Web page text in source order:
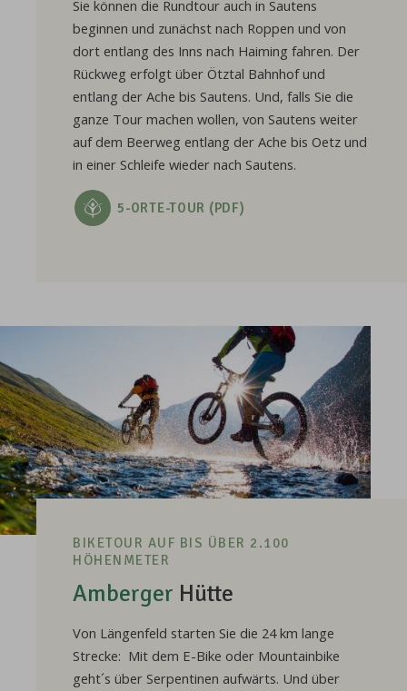
Sie können die Rundtour auch in Sautens
beginnen und zunächst nach Roppen und von
dort entlang des Inns nach Haiming fahren. Der
Rückweg erfolgt über Ötztal Bahnhof und
entlang der Ache bis Sautens. Und, falls Sie die
ganze Tour machen wollen, von Sautens weiter
auf dem Beerweg entlang der Ache bis Oetz und
in einer Schleife wieder nach Sautens.
5-ORTE-TOUR (PDF)
BIKETOUR AUF BIS ÜBER 2.100
HÖHENMETER
Amberger Hütte
Von Längenfeld starten Sie die 24 km lange
Strecke: Mit dem E-Bike oder Mountainbike
geht´s über Serpentinen aufwärts. Und über